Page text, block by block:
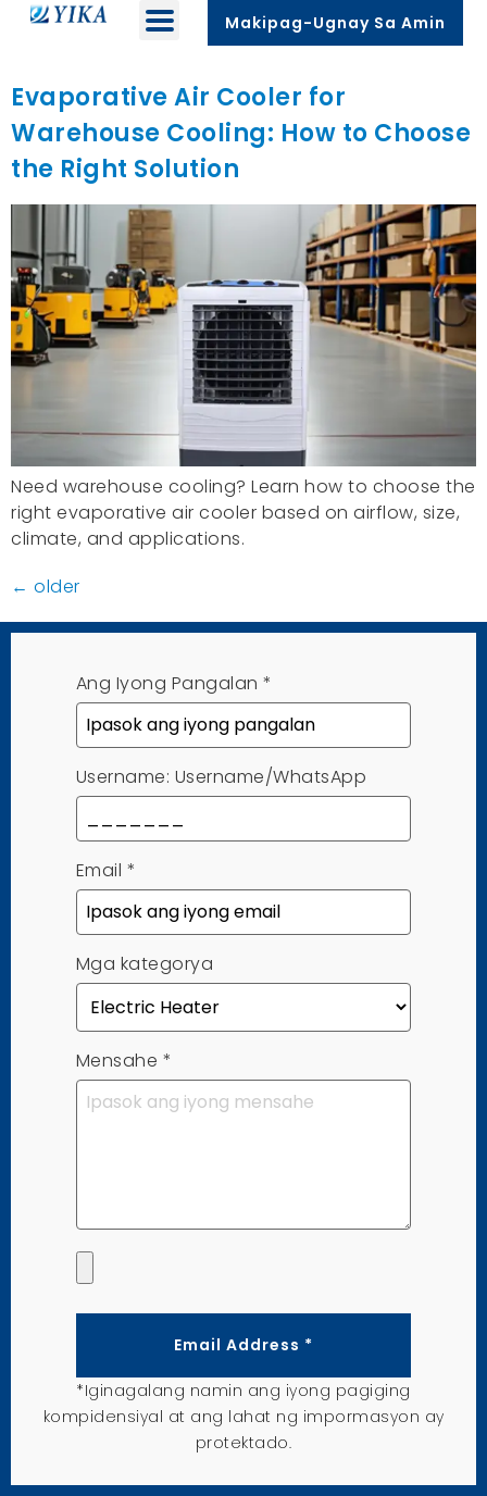
Makipag-Ugnay Sa Amin
Evaporative Air Cooler for
Warehouse Cooling: How to Choose
the Right Solution
Need warehouse cooling? Learn how to choose the
right evaporative air cooler based on airflow, size,
climate, and applications.
← older
Ang Iyong Pangalan *
Username: Username/WhatsApp
Email *
Mga kategorya
Mensahe *
Email Address *
*Iginagalang namin ang iyong pagiging
kompidensiyal at ang lahat ng impormasyon ay
protektado.